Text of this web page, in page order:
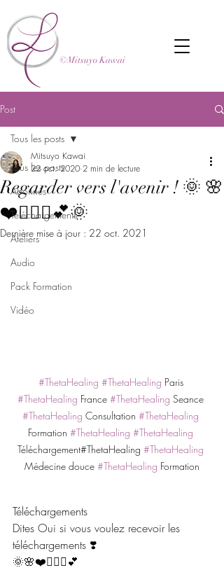
©Mitsuyo Kawai
Post
Tous les posts
Abonnés
Téléchargements
Ateliers
Audio
Pack Formation
Vidéo
Tous les posts
Regarder vers l'avenir ! 🌞 🌸
❤️🧘🏼‍♂️💕🌞
Mitsuyo Kawai
22 oct. 2020 2 min de lecture
Dernière mise à jour : 22 oct. 2021
#ThetaHealing #ThetaHealing Paris
#ThetaHealing France #ThetaHealing Seance
#ThetaHealing Consultation #ThetaHealing
Formation #ThetaHealing #ThetaHealing
Téléchargement#ThetaHealing #ThetaHealing
Médecine douce #ThetaHealing Formation
Téléchargements
Dites Oui si vous voulez recevoir les
téléchargements ❣️
🌞🌸❤️🧘🏼‍♂️💕